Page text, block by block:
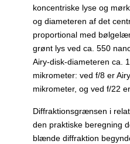
koncentriske lyse og
og diameteren af det
proportional med
grønt lys ved ca. 550
Airy-disk-diameteren ca.
mikrometer: ved f/8 er
mikrometer, og ved f/22
Diffraktionsgrænsen i
den praktiske beregning
blænde diffraktion